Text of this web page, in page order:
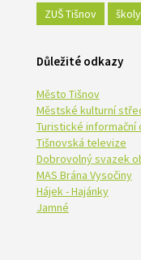
ZUŠ Tišnov
školy
Důležité odkazy
Město Tišnov
Městské kulturní
Turistické informační
Tišnovská televize
Dobrovolný svazek
MAS Brána Vysočiny
Hájek - Hajánky
Jamné